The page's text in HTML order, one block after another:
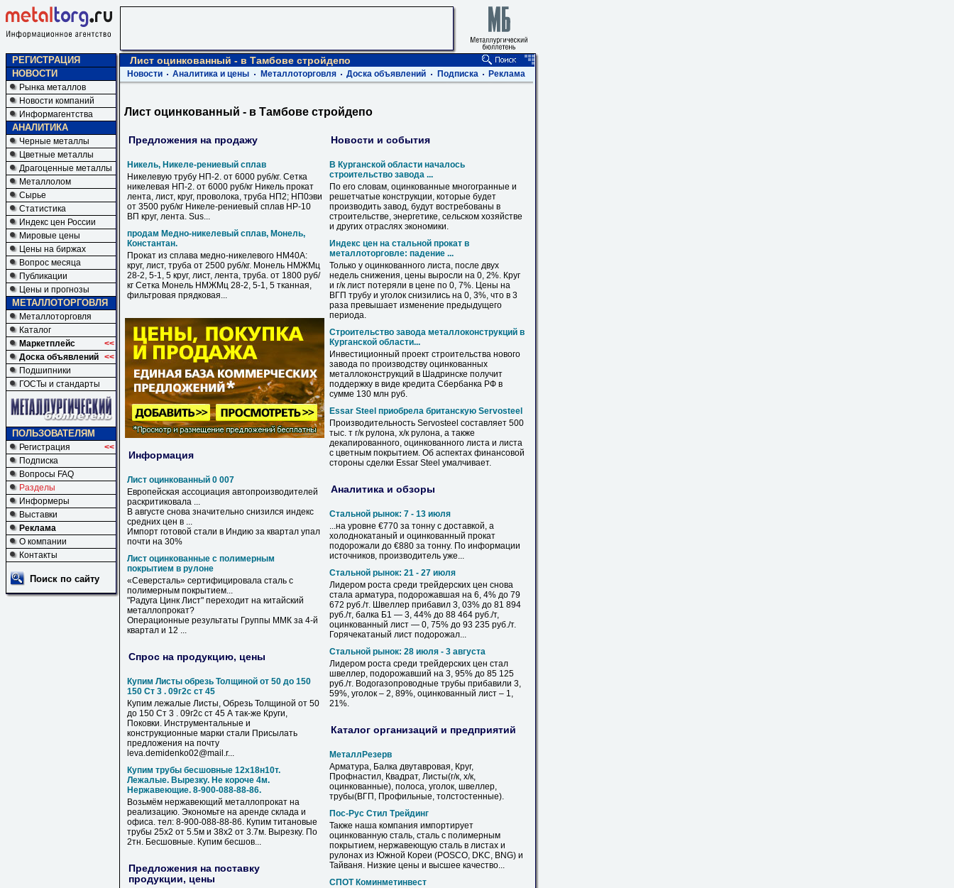
РЕГИСТРАЦИЯ
НОВОСТИ
Рынка металлов
Новости компаний
Информагентства
АНАЛИТИКА
Черные металлы
Цветные металлы
Драгоценные металлы
Металлолом
Сырье
Статистика
Индекс цен России
Мировые цены
Цены на биржах
Вопрос месяца
Публикации
Цены и прогнозы
МЕТАЛЛОТОРГОВЛЯ
Металлоторговля
Каталог
Маркетплейс
<<
Доска объявлений <<
Подшипники
ГОСТы и стандарты
ПОЛЬЗОВАТЕЛЯМ
Регистрация
<<
Подписка
Вопросы FAQ
Разделы
Информеры
Выставки
Реклама
О компании
Контакты
Поиск по сайту
Лист оцинкованный - в Тамбове стройдепо
Новости Аналитика и цены Металлоторговля Доска объявлений Подписка Реклама
Лист оцинкованный - в Тамбове стройдепо
Предложения на продажу
Никель, Никеле-рениевый сплав
Никелевую трубу НП-2. от 6000 руб/кг. Сетка
никелевая НП-2. от 6000 руб/кг Никель прокат
лента, лист, круг, проволока, труба НП2; НП0эви
от 3500 руб/кг Никеле-рениевый сплав НР-10
ВП круг, лента. Sus...
продам Медно-никелевый сплав, Монель,
Константан.
Прокат из сплава медно-никелевого НМ40А:
круг, лист, труба от 2500 руб/кг. Монель НМЖМц
28-2, 5-1, 5 круг, лист, лента, труба. от 1800 руб/
кг Сетка Монель НМЖМц 28-2, 5-1, 5 тканная,
фильтровая прядковая...
Информация
Лист оцинкованный 0 007
Европейская ассоциация автопроизводителей
раскритиковала ...
В августе снова значительно снизился индекс
средних цен в ...
Импорт готовой стали в Индию за квартал упал
почти на 30%
Лист оцинкованные с полимерным
покрытием в рулоне
«Северсталь» сертифицировала сталь с
полимерным покрытием...
"Радуга Цинк Лист" переходит на китайский
металлопрокат?
Операционные результаты Группы ММК за 4-й
квартал и 12 ...
Спрос на продукцию, цены
Купим Листы обрезь Толщиной от 50 до 150
150 Ст 3 . 09г2с ст 45
Купим лежалые Листы, Обрезь Толщиной от 50
до 150 Ст 3 . 09г2с ст 45 А так-же Круги,
Поковки. Инструментальные и
конструкционные марки стали Присылать
предложения на почту
leva.demidenko02@mail.r...
Купим трубы бесшовные 12х18н10т.
Лежалые. Вырезку. Не короче 4м.
Нержавеющие. 8-900-088-88-86.
Возьмём нержавеющий металлопрокат на
реализацию. Экономьте на аренде склада и
офиса. тел: 8-900-088-88-86. Купим титановые
трубы 25х2 от 5.5м и 38х2 от 3.7м. Вырезку. По
2тн. Бесшовные. Купим бесшов...
Предложения на поставку
продукции, цены
Новости и события
В Курганской области началось
cтроительство завода ...
По его словам, оцинкованные многогранные и
решетчатые конструкции, которые будет
производить завод, будут востребованы в
строительстве, энергетике, сельском хозяйстве
и других отраслях экономики.
Индекс цен на стальной прокат в
металлоторговле: падение ...
Только у оцинкованного листа, после двух
недель снижения, цены выросли на 0, 2%. Круг
и г/к лист потеряли в цене по 0, 7%. Цены на
ВГП трубу и уголок снизились на 0, 3%, что в 3
раза превышает изменение предыдущего
периода.
Строительство завода металлоконструкций в
Курганской области...
Инвестиционный проект строительства нового
завода по производству оцинкованных
металлоконструкций в Шадринске получит
поддержку в виде кредита Сбербанка РФ в
сумме 130 млн руб.
Essar Steel приобрела британскую Servosteel
Производительность Servosteel составляет 500
тыс. т г/к рулона, х/к рулона, а также
декапированного, оцинкованного листа и листа
с цветным покрытием. Об аспектах финансовой
стороны сделки Essar Steel умалчивает.
Аналитика и обзоры
Стальной рынок: 7 - 13 июля
...на уровне €770 за тонну с доставкой, а
холоднокатаный и оцинкованный прокат
подорожали до €880 за тонну. По информации
источников, производитель уже...
Стальной рынок: 21 - 27 июля
Лидером роста среди трейдерских цен снова
стала арматура, подорожавшая на 6, 4% до 79
672 руб./т. Швеллер прибавил 3, 03% до 81 894
руб./т, балка Б1 — 3, 44% до 88 464 руб./т,
оцинкованный лист — 0, 75% до 93 235 руб./т.
Горячекатаный лист подорожал...
Стальной рынок: 28 июля - 3 августа
Лидером роста среди трейдерских цен стал
швеллер, подорожавший на 3, 95% до 85 125
руб./т. Водогазопроводные трубы прибавили 3,
59%, уголок – 2, 89%, оцинкованный лист – 1,
21%.
Каталог организаций и предприятий
МеталлРезерв
Арматура, Балка двутавровая, Круг,
Профнастил, Квадрат, Листы(г/к, х/к,
оцинкованные), полоса, уголок, швеллер,
трубы(ВГП, Профильные, толстостенные).
Пос-Рус Стил Трейдинг
Также наша компания импортирует
оцинкованную сталь, сталь с полимерным
покрытием, нержавеющую сталь в листах и
рулонах из Южной Кореи (POSCO, DKC, BNG) и
Тайваня. Низкие цены и высшее качество...
СПОТ Коминметинвест